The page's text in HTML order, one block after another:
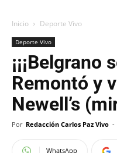
Inicio Deporte Vivo
Deporte Vivo
Remontó y
Newell’s
Por Redacción Carlos Paz Vivo -
WhatsApp